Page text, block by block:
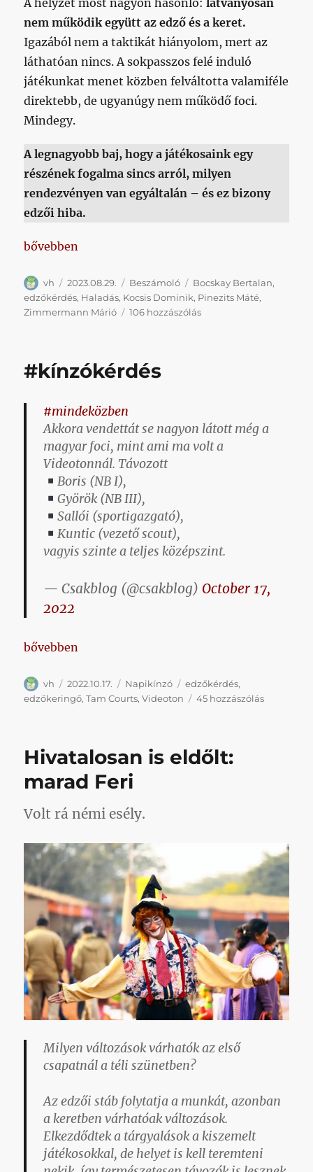
A helyzet most nagyon hasonló:látványosan
nem működik együtt az edző és a keret.
Igazából nem a taktikát hiányolom, mert az
láthatóan nincs. A sokpasszos felé induló
játékunkat menet közben felváltotta valamiféle
direktebb, de ugyanúgy nem működő foci.
Mindegy.
A legnagyobb baj, hogy a játékosaink egy
részének fogalma sincs arról, milyen
rendezvényen van egyáltalán – és ez bizony
edzői hiba.
„Ha én lennék az edző, akkor már nem én lennék
bővebben
Szerző
vh Közzétéve
2023.08.29. Kategória
Beszámoló Címke
Bocskay Bertalan,
edzőkérdés, Haladás, Kocsis Dominik, Pinezits Máté,
Zimmermann Márió
106 hozzászólásHa
én
lennék
#kínzókérdés
#mindeközben
Akkora vendettát se nagyon látott még a
magyar foci, mint ami ma volt a
Videotonnál. Távozott
Boris (NB I),
Györök (NB III),
Sallói (sportigazgató),
Kuntic (vezető scout),
vagyis szinte a teljes középszint.
— Csakblog (@csakblog) October 17,
2022
„#kínzókérdés”
bővebben
Szerző
vh Közzétéve
2022.10.17. Kategória
Napikínzó Címke
edzőkérdés,
edzőkeringő,Tam Courts,Videoton 45 hozzászólás
Hivatalosan is eldőlt:
marad Feri
Volt rá némi esély.
Milyen változások várhatók az első
csapatnál a téli szünetben?
Az edzői stáb folytatja a munkát, azonban
a keretben várhatóak változások.
Elkezdődtek a tárgyalások a kiszemelt
játékosokkal, de helyet is kell teremteni